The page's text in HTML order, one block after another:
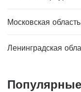
Московская область
Ленинградская